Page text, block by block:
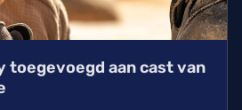
toegevoegd aan cast van